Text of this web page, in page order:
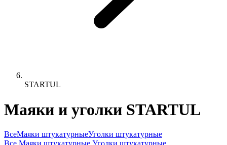
STARTUL
Маяки и уголки STARTUL
ВсеМаяки штукатурныеУголки штукатурные